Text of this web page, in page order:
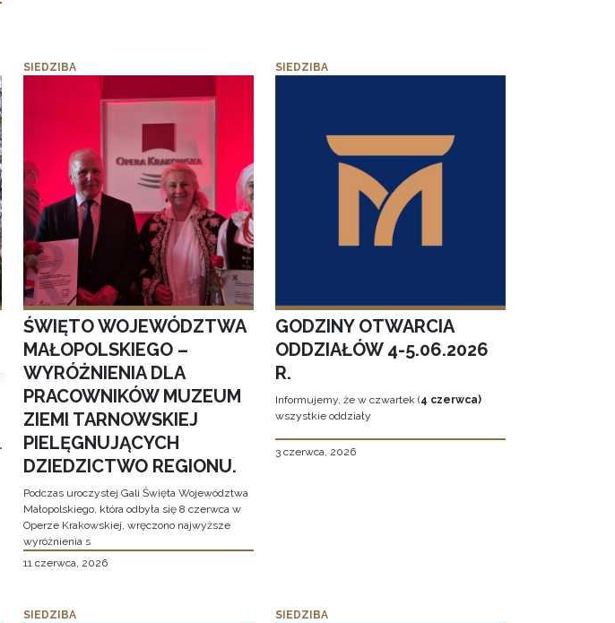
SIEDZIBA
ŚWIĘTO WOJEWÓDZTWA
MAŁOPOLSKIEGO –
WYRÓŻNIENIA DLA
PRACOWNIKÓW MUZEUM
ZIEMI TARNOWSKIEJ
PIELĘGNUJĄCYCH
DZIEDZICTWO REGIONU.
Podczas uroczystej Gali Święta Województwa
Małopolskiego, która odbyła się 8 czerwca w
Operze Krakowskiej, wręczono najwyższe
wyróżnienia s
11 czerwca, 2026
SIEDZIBA
GODZINY OTWARCIA
ODDZIAŁÓW 4-5.06.2026
R.
Informujemy, że w czwartek (4 czerwca)
wszystkie oddziały
3 czerwca, 2026
SIEDZIBA SIEDZIBA